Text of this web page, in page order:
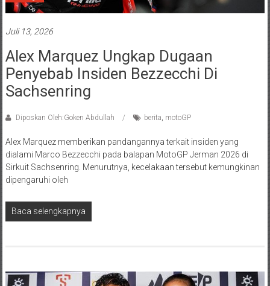
Juli 13, 2026
Alex Marquez Ungkap Dugaan
Penyebab Insiden Bezzecchi Di
Sachsenring
Diposkan Oleh:Goken Abdullah berita, motoGP
Alex Marquez memberikan pandangannya terkait insiden yang
dialami Marco Bezzecchi pada balapan MotoGP Jerman 2026 di
Sirkuit Sachsenring. Menurutnya, kecelakaan tersebut kemungkinan
dipengaruhi oleh
Baca selengkapnya